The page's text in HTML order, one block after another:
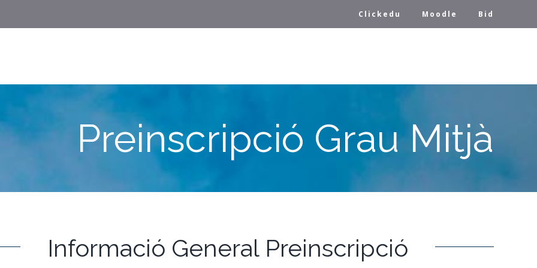
Clickedu Moodle Bid
Preinscripció Grau Mitjà
Informació General Preinscripció